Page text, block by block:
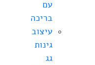
עם
בריכה
עיצוב
גינות
גג